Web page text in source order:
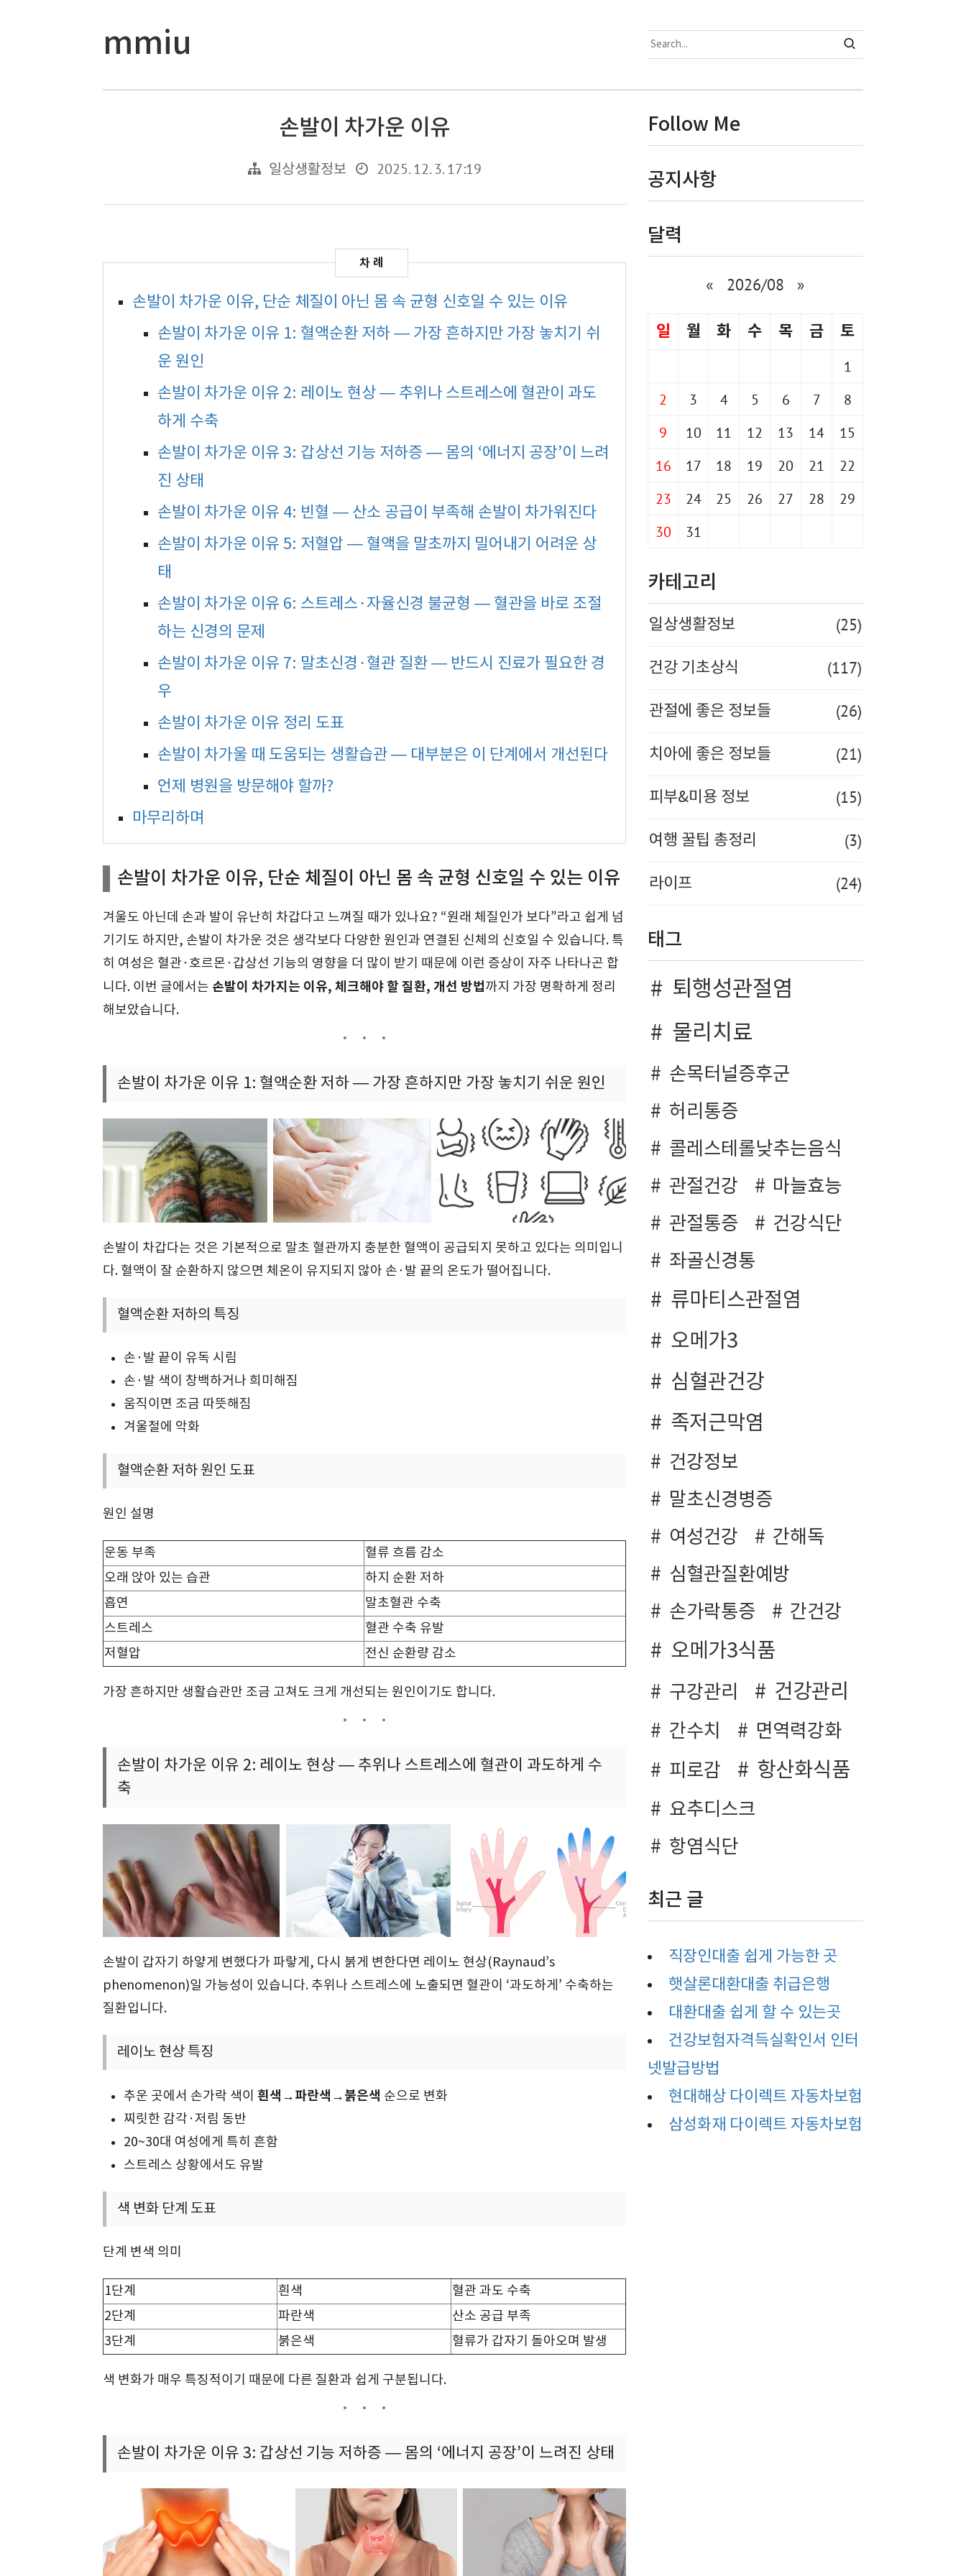
mmiu
손발이 차가운 이유
일상생활정보 2025. 12. 3. 17:19
손발이 차가운 이유, 단순 체질이 아닌 몸 속 균형 신호일 수 있는 이유
손발이 차가운 이유 1: 혈액순환 저하 — 가장 흔하지만 가장 놓치기 쉬
운 원인
손발이 차가운 이유 2: 레이노 현상 — 추위나 스트레스에 혈관이 과도
하게 수축
손발이 차가운 이유 3: 갑상선 기능 저하증 — 몸의 ‘에너지 공장’이 느려
진 상태
손발이 차가운 이유 4: 빈혈 — 산소 공급이 부족해 손발이 차가워진다
손발이 차가운 이유 5: 저혈압 — 혈액을 말초까지 밀어내기 어려운 상
태
손발이 차가운 이유 6: 스트레스·자율신경 불균형 — 혈관을 바로 조절
하는 신경의 문제
손발이 차가운 이유 7: 말초신경·혈관 질환 — 반드시 진료가 필요한 경
우
손발이 차가운 이유 정리 도표
손발이 차가울 때 도움되는 생활습관 — 대부분은 이 단계에서 개선된다
언제 병원을 방문해야 할까?
마무리하며
손발이 차가운 이유, 단순 체질이 아닌 몸 속 균형 신호일 수 있는 이유
겨울도 아닌데 손과 발이 유난히 차갑다고 느껴질 때가 있나요? “원래 체질인가 보다”라고 쉽게 넘
기기도 하지만, 손발이 차가운 것은 생각보다 다양한 원인과 연결된 신체의 신호일 수 있습니다. 특
히 여성은 혈관·호르몬·갑상선 기능의 영향을 더 많이 받기 때문에 이런 증상이 자주 나타나곤 합
니다. 이번 글에서는 손발이 차가지는 이유, 체크해야 할 질환, 개선 방법까지 가장 명확하게 정리
해보았습니다.
손발이 차가운 이유 1: 혈액순환 저하 — 가장 흔하지만 가장 놓치기 쉬운 원인
손발이 차갑다는 것은 기본적으로 말초 혈관까지 충분한 혈액이 공급되지 못하고 있다는 의미입니
다. 혈액이 잘 순환하지 않으면 체온이 유지되지 않아 손·발 끝의 온도가 떨어집니다.
혈액순환 저하의 특징
손·발 끝이 유독 시림
손·발 색이 창백하거나 희미해짐
움직이면 조금 따뜻해짐
겨울철에 악화
혈액순환 저하 원인 도표
원인 설명
운동 부족
혈류 흐름 감소
오래 앉아 있는 습관
하지 순환 저하
흡연
말초혈관 수축
스트레스
혈관 수축 유발
저혈압
전신 순환량 감소
가장 흔하지만 생활습관만 조금 고쳐도 크게 개선되는 원인이기도 합니다.
손발이 차가운 이유 2: 레이노 현상 — 추위나 스트레스에 혈관이 과도하게 수
축
손발이 갑자기 하얗게 변했다가 파랗게, 다시 붉게 변한다면 레이노 현상(Raynaud’s
phenomenon)일 가능성이 있습니다. 추위나 스트레스에 노출되면 혈관이 ‘과도하게’ 수축하는
질환입니다.
레이노 현상 특징
추운 곳에서 손가락 색이 흰색→파란색→붉은색 순으로 변화
찌릿한 감각·저림 동반
20~30대 여성에게 특히 흔함
스트레스 상황에서도 유발
색 변화 단계 도표
단계 변색 의미
1단계 흰색
혈관 과도 수축
2단계
파란색
산소 공급 부족
3단계
붉은색 혈류가 갑자기 돌아오며 발생
색 변화가 매우 특징적이기 때문에 다른 질환과 쉽게 구분됩니다.
손발이 차가운 이유 3: 갑상선 기능 저하증 — 몸의 ‘에너지 공장’이 느려진 상태
Follow Me
공지사항
달력
« 2026/08 »
일 월 화 수 목 금 토
1
2
3 4 5 6 7
8
9
10 11 12 13 14
15
16
17 18 19 20 21
22
23
24 25 26 27 28
29
30
31
카테고리
일상생활정보 (25)
건강 기초상식 (117)
관절에 좋은 정보들 (26)
치아에 좋은 정보들 (21)
피부&미용 정보 (15)
여행 꿀팁 총정리 (3)
라이프 (24)
태그
퇴행성관절염
물리치료
손목터널증후군
허리통증
콜레스테롤낮추는음식
관절건강
마늘효능
관절통증
건강식단
좌골신경통
류마티스관절염
오메가3
심혈관건강
족저근막염
건강정보
말초신경병증
여성건강
간해독
심혈관질환예방
손가락통증
간건강
오메가3식품
구강관리 건강관리
간수치
면역력강화
피로감
항산화식품
요추디스크
항염식단
최근 글
직장인대출 쉽게 가능한 곳
햇살론대환대출 취급은행
대환대출 쉽게 할 수 있는곳
건강보험자격득실확인서 인터
넷발급방법
현대해상 다이렉트 자동차보험
삼성화재 다이렉트 자동차보험